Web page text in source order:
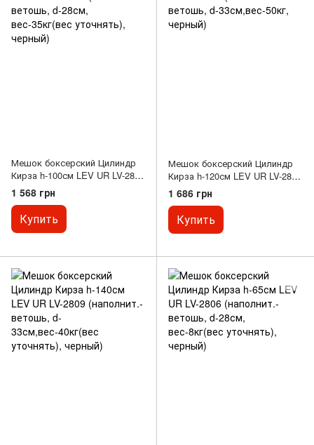
Мешок боксерский Цилиндр
Кирза h-100см LEV UR LV-2804
(наполнит.-ветошь, d-28см,
вес-35кг(вес уточнять),
черный)
1 568 грн
Купить
Мешок боксерский Цилиндр
Кирза h-120см LEV UR LV-2810
(наполнит.-ветошь, d-
33см,вес-50кг, черный)
1 686 грн
Купить